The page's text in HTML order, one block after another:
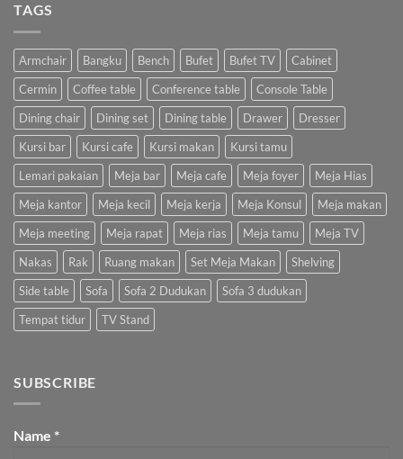
TAGS
Armchair Bangku Bench Bufet Bufet TV
Cabinet
Cermin
Coffee table Conference table
Console Table
Dining chair
Dining set Dining table Drawer
Dresser
Kursi bar
Kursi cafe Kursi makan
Kursi tamu
Lemari pakaian
Meja bar Meja cafe Meja foyer
Meja Hias
Meja kantor
Meja kecil Meja kerja Meja Konsul
Meja makan
Meja meeting
Meja rapat Meja rias Meja tamu
Meja TV
Nakas
Rak Ruang makan Set Meja Makan
Shelving
Side table
Sofa Sofa 2 Dudukan
Sofa 3 dudukan
Tempat tidur
TV Stand
SUBSCRIBE
Name *